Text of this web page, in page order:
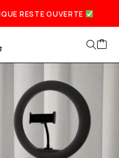
RESTE OUVERTE